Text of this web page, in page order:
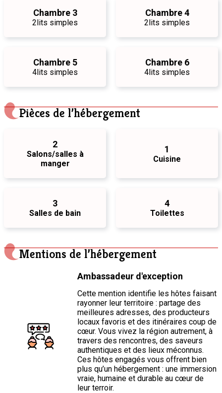
Chambre 3
2lits simples
Chambre 4
2lits simples
Chambre 5
4lits simples
Chambre 6
4lits simples
Pièces de l’hébergement
2
Salons/salles à
manger
1
Cuisine
3
Salles de bain
4
Toilettes
Mentions de l’hébergement
Ambassadeur d'exception
Cette mention identifie les hôtes faisant
rayonner leur territoire : partage des
meilleures adresses, des producteurs
locaux favoris et des itinéraires coup de
cœur. Vous vivez la région autrement, à
travers des rencontres, des saveurs
authentiques et des lieux méconnus.
Ces hôtes engagés vous offrent bien
plus qu’un hébergement : une immersion
vraie, humaine et durable au cœur de
leur terroir.